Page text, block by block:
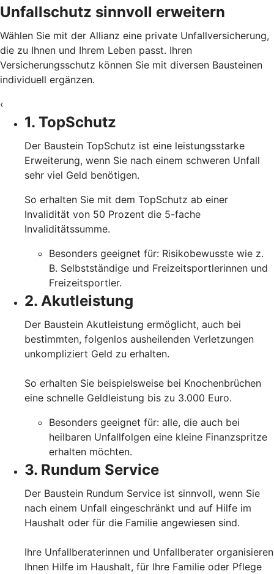
Unfallschutz sinnvoll erweitern
Wählen Sie mit der Allianz eine private Unfallversicherung,
die zu Ihnen und Ihrem Leben passt. Ihren
Versicherungsschutz können Sie mit diversen Bausteinen
individuell ergänzen.
‹
1. TopSchutz
Der Baustein TopSchutz ist eine leistungsstarke
Erweiterung, wenn Sie nach einem schweren Unfall
sehr viel Geld benötigen.
So erhalten Sie mit dem TopSchutz ab einer
Invalidität von 50 Prozent die 5-fache
Invaliditätssumme.
Besonders geeignet für: Risikobewusste wie z.
B. Selbstständige und Freizeitsportlerinnen und
Freizeitsportler.
2. Akutleistung
Der Baustein Akutleistung ermöglicht, auch bei
bestimmten, folgenlos ausheilenden Verletzungen
unkompliziert Geld zu erhalten.
So erhalten Sie beispielsweise bei Knochenbrüchen
eine schnelle Geldleistung bis zu 3.000 Euro.
Besonders geeignet für: alle, die auch bei
heilbaren Unfallfolgen eine kleine Finanzspritze
erhalten möchten.
3. Rundum Service
Der Baustein Rundum Service ist sinnvoll, wenn Sie
nach einem Unfall eingeschränkt und auf Hilfe im
Haushalt oder für die Familie angewiesen sind.
Ihre Unfallberaterinnen und Unfallberater organisieren
Ihnen Hilfe im Haushalt, für Ihre Familie oder Pflege